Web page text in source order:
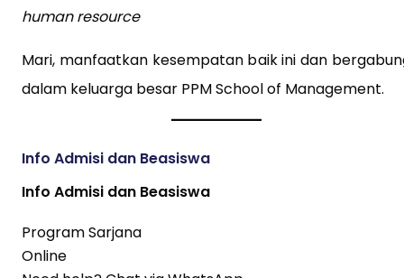
human resource
Mari, manfaatkan kesempatan baik ini dan
dalam keluarga besar PPM School of Management.
Info Admisi dan Beasiswa
Info Admisi dan Beasiswa
Program Sarjana
Online